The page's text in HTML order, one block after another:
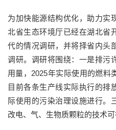
为加快能源结构优化，助力实
北省生态环境厅已经在湖北省
代的情况调研，并将择省内头
调研。调研将围绕：一是排污
用量，2025年实际使用的燃料
目前各条生产线实际执行的排
际使用的污染治理设施进行。
改电、气、生物质颗粒的技术可